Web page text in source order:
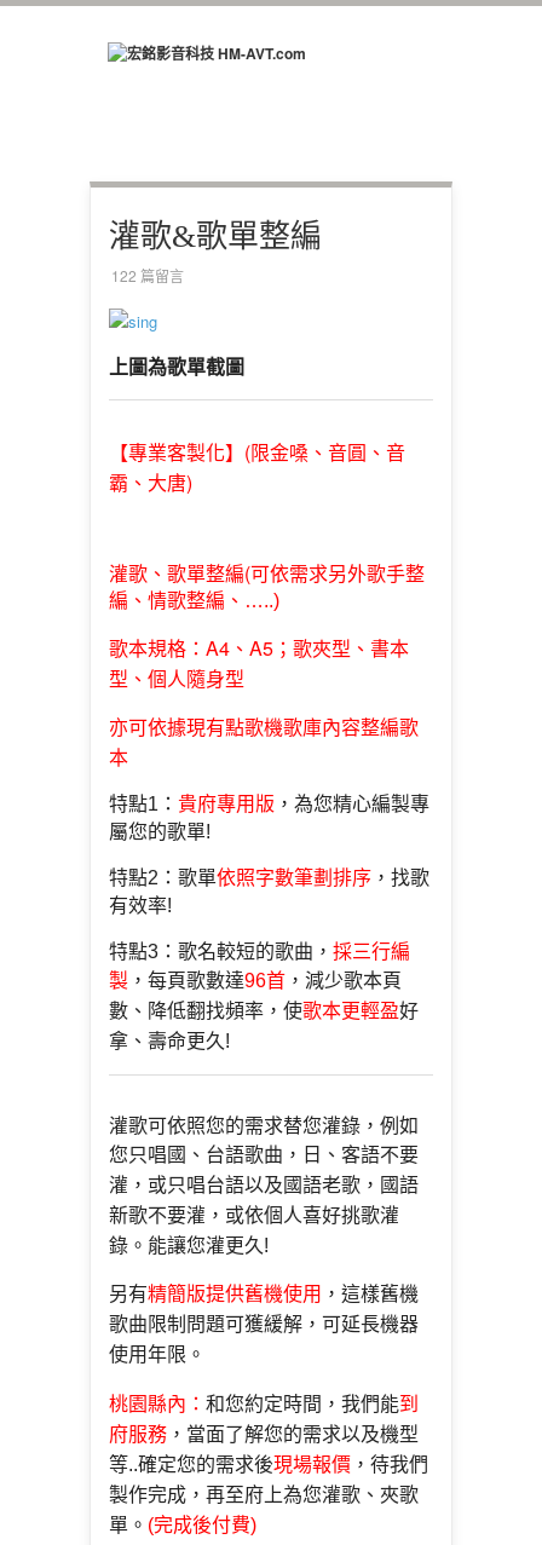
灌歌&歌單整編
122 篇留言
上圖為歌單截圖
【專業客製化】 (限金嗓、音圓、音
霸、大唐)
灌歌、 歌單整編(可依需求另外歌手整
編、情歌整編、…..)
歌本規格：A4、A5；歌夾型、書本
型、個人隨身型
亦可依據現有點歌機歌庫內容整編歌
本
特點1： 貴府專用版 ，為您精心編製專
屬您的歌單!
特點2：歌單依照字數筆劃排序 ，找歌
有效率!
特點3：歌名較短的歌曲， 採三行編
製 ，每頁歌數達96首 ，減少歌本頁
數、降低翻找頻率，使歌本更輕盈好
拿、壽命更久!
灌歌可依照您的需求替您灌錄，例如
您只唱國、台語歌曲，日、客語不要
灌，或只唱台語以及國語老歌，國語
新歌不要灌，或依個人喜好挑歌灌
錄。能讓您灌更久!
另有精簡版提供舊機使用 ，這樣舊機
歌曲限制問題可獲緩解 ，可延長機器
使用年限。
桃園縣內： 和您約定時間，我們能到
府服務 ，當面了解您的需求以及機型
等..確定您的需求後現場報價 ，待我們
製作完成 ，再至府上為您灌歌、夾歌
單。 (完成後付費)